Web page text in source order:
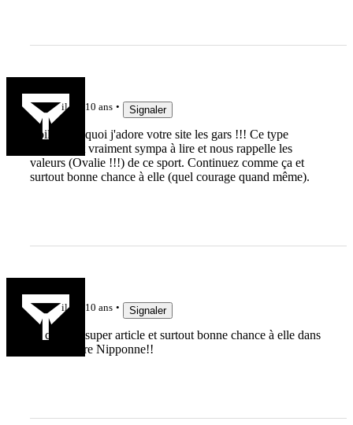
il y a 10 ans Signaler
Voilà pour quoi j'adore votre site les gars !!! Ce type
d'article est vraiment sympa à lire et nous rappelle les
valeurs (Ovalie !!!) de ce sport. Continuez comme ça et
surtout bonne chance à elle (quel courage quand même).
il y a 10 ans Signaler
en core un super article et surtout bonne chance à elle dans
son aventure Nipponne!!